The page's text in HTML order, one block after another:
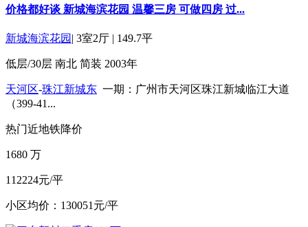
价格都好谈 新城海滨花园 温馨三房 可做四房 过...
新城海滨花园 | 3室2厅 | 149.7平
低层/30层 南北 简装 2003年
天河区-珠江新城东 一期：广州市天河区珠江新城临江大道
（399-41...
热门近地铁降价
1680 万
112224元/平
小区均价：130051元/平